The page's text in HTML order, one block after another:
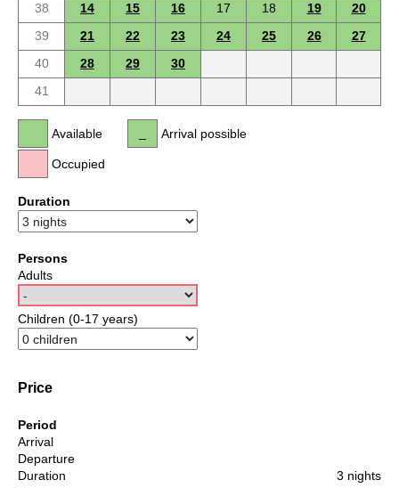
38
14 15 16 17 18 19
20
39
21 22 23 24 25 26
27
40
28 29
30
41
Available
Occupied
Arrival possible
Duration
Persons
Adults
Children (0-17 years)
Price
Period
Arrival
Departure
Duration
3 nights